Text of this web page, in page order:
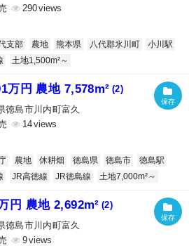
290
支部 農地 熊本県 八代郡氷川町
小川駅
土地1,500m²～
万円 農地 7,578m² (2)
徳島市川内町富久
14
農地 休耕畑 徳島県 徳島市
徳島駅
JR高徳線 JR徳島線 土地7,000m²～
円 農地 2,692m² (2)
徳島市川内町富久
9